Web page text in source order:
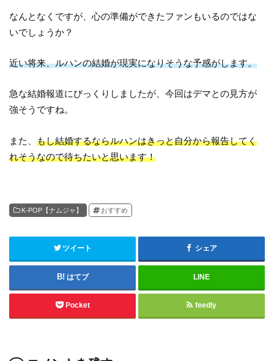
なんとなくですが、心の準備ができたファンもいるのではな
いでしょうか？
近い将来、ルハンの結婚が現実になりそうな予感がします。
急な結婚報道にびっくりしましたが、今回はデマとの見方が
強そうですね。
また、もし結婚するならルハンはきっと自分から報告してく
れそうなので待ちたいと思います！
K-POP【ナムジャ】 おすすめ
ツイート シェア
はてブ LINE
Pocket feedly